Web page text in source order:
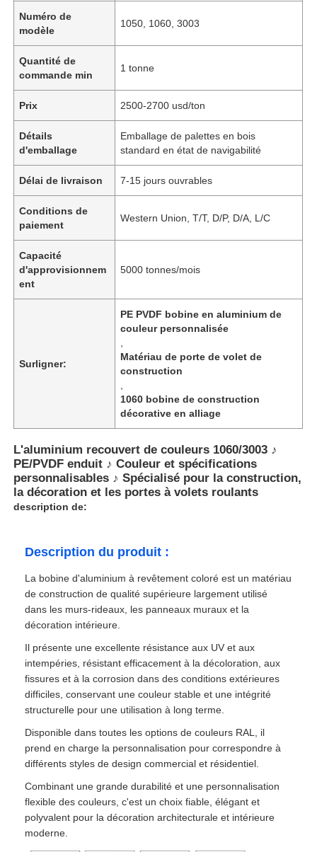
Numéro de
modèle
1050, 1060, 3003
Quantité de
commande min
1 tonne
Prix 2500-2700 usd/ton
Détails
d'emballage
Emballage de palettes en bois
standard en état de navigabilité
Délai de livraison 7-15 jours ouvrables
Conditions de
paiement
Western Union, T/T, D/P, D/A, L/C
Capacité
d'approvisionnem
ent
5000 tonnes/mois
Surligner:
PE PVDF bobine en aluminium de
couleur personnalisée
Matériau de porte de volet de
construction
1060 bobine de construction
décorative en alliage
L'aluminium recouvert de couleurs 1060/3003 ♪
PE/PVDF enduit ♪ Couleur et spécifications
personnalisables ♪ Spécialisé pour la construction,
la décoration et les portes à volets roulants
description de:
Description du produit :
La bobine d'aluminium à revêtement coloré est un matériau
de construction de qualité supérieure largement utilisé
dans les murs-rideaux, les panneaux muraux et la
décoration intérieure.
Il présente une excellente résistance aux UV et aux
intempéries, résistant efficacement à la décoloration, aux
fissures et à la corrosion dans des conditions extérieures
difficiles, conservant une couleur stable et une intégrité
structurelle pour une utilisation à long terme.
Disponible dans toutes les options de couleurs RAL, il
prend en charge la personnalisation pour correspondre à
différents styles de design commercial et résidentiel.
Combinant une grande durabilité et une personnalisation
flexible des couleurs, c'est un choix fiable, élégant et
polyvalent pour la décoration architecturale et intérieure
moderne.